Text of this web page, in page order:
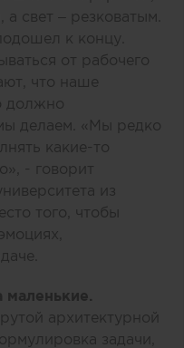
свет – резковатым.
к концу.
от рабочего
что наше
должно
делаем. «Мы редко
какие-то
- говорит
из
того, чтобы
маленькие.
архитектурной
задачи,